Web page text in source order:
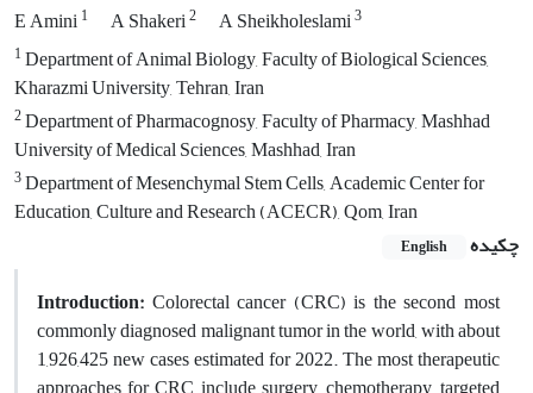
E Amini1 A Shakeri2 A Sheikholeslami3
1Department of Animal Biology, Faculty of Biological Sciences,
Kharazmi University, Tehran, Iran
2Department of Pharmacognosy, Faculty of Pharmacy, Mashhad
University of Medical Sciences, Mashhad, Iran
3Department of Mesenchymal Stem Cells, Academic Center for
Education, Culture and Research (ACECR), Qom, Iran
چکیده
English
Introduction: Colorectal cancer (CRC) is the second most
commonly diagnosed malignant tumor in the world, with about
1,926,425 new cases estimated for 2022. The most therapeutic